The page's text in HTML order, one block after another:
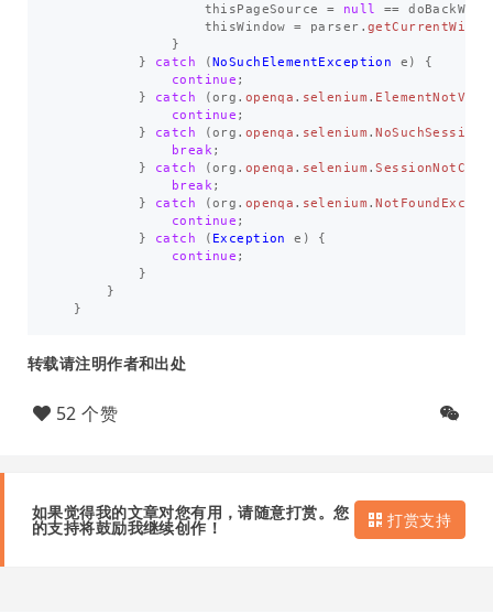
thisPageSource
= null == doBackWin
thisWindow
= parser .
}
}
catch (NoSuchElementException e )
{
continue ;
}
catch (org . openqa . selenium .
continue ;
}
catch (org . openqa . selenium .
break;
}
catch (org . openqa . selenium .
break;
}
catch (org . openqa . selenium .
continue ;
}
catch ( Exception e )
{
continue ;
}
}
}
转载请注明作者和出处
52 个赞
如果觉得我的文章对您有用，请随意打赏。您
的支持将鼓励我继续创作！ 打赏支持